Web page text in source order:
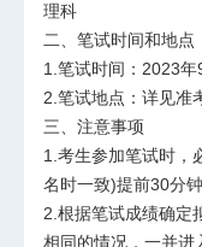
理科
二、笔试时间和地点
1.笔试时间：2023
2.笔试地点：详见准
三、注意事项
1.考生参加笔试时，
名时一致)提前30分钟
2.根据笔试成绩确定
相同的情况，一并进